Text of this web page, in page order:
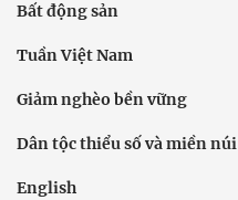
Bất động sản
Tuần Việt Nam
Giảm nghèo bền vững
Dân tộc thiểu số và miền núi
English